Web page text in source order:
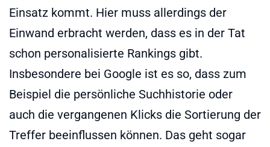
Einsatz kommt. Hier muss allerdings der
Einwand erbracht werden, dass es in der Tat
schon personalisierte Rankings gibt.
Insbesondere bei Google ist es so, dass zum
Beispiel die persönliche Suchhistorie oder
auch die vergangenen Klicks die Sortierung der
Treffer beeinflussen können. Das geht sogar